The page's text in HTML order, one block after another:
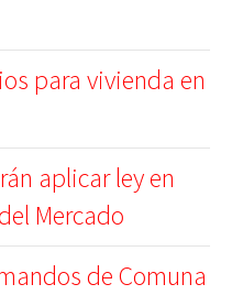
para vivienda en
aplicar ley en
Mercado
de Comuna